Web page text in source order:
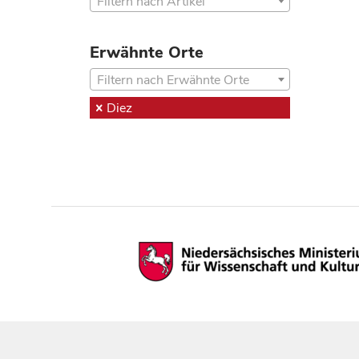
Erwähnte Orte
Filtern nach Erwähnte Orte
Diez